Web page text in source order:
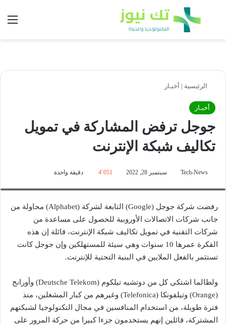
بحث عن
الرئيسية | أخبـار
أخبـار
جوجل ترفض المشاركة في تمويل
تكاليف شبكة الإنترنت
Tech-News سبتمبر 28, 2022 4٬051 دقيقة واحدة
جوجل تقول أنها قامت بدورها لجعل شبكة الإنترنت أكثر كفاءة لمزودي خدمات
رفضت شركة جوجل (Google) التابعة لشركة (Alphabet) محاولة من
جانب شركات الاتصالات الأوروبية للحصول على مساعدة من
شركات التقنية في تمويل تكاليف شبكة الإنترنت، قائلة إن هذه
الفكرة عمرها 10 سنوات وهي سيئة للمستهلكين وإن جوجل كانت
تستثمر بالفعل الملايين في البنية التحتية للإنترنت.
ولطالما اشتكى كل من دوتشيه تيلكوم (Deutsche Telekom) وأورانج
(Orange) وتيلفونكا (Telefonica) وغيرهم من كبار المشغلين، منذ
فترة طويلة، من استخدام المنافسين في مجال التكنولوجيا لشبكتهم
المشتركة، قائلين إنهم يستخدمون جزءا كبيرا من حركة المرور على